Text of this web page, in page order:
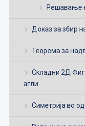
Решавање
Доказ за збир
Теорема за
Складни 2Д
агли
Симетрија во